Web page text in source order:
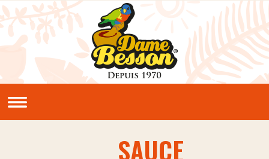
Aller au contenu principal
SAUCE